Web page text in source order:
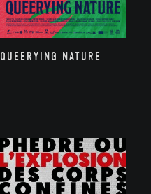
QUEERYING NATURE